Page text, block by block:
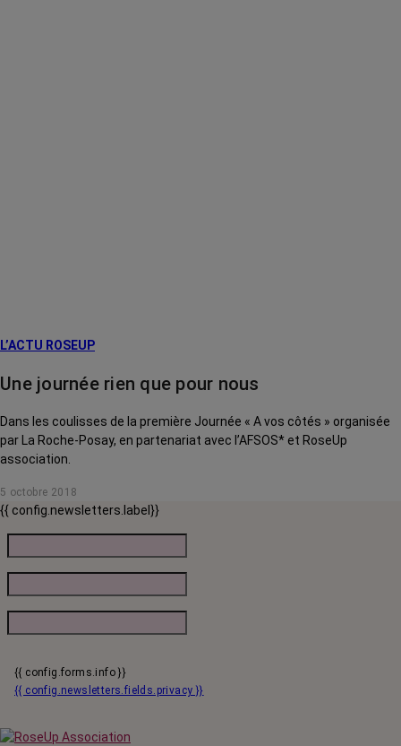
L’ACTU ROSEUP
Une journée rien que pour nous
Dans les coulisses de la première Journée « A vos côtés » organisée
par La Roche-Posay, en partenariat avec l’AFSOS* et RoseUp
association.
5 octobre 2018
{{ config.newsletters.label}}
{{ config.forms.info }}
{{ config.newsletters.fields.privacy }}